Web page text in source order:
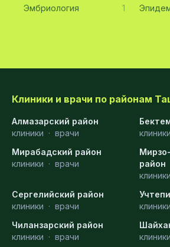
Эмбриология 1
Клиники и врачи по районам
Алмазарский район
клиники · врачи
клиники
Мирабадский район
клиники · врачи
район
клиники
Сергелийский район
клиники · врачи
клиники
Чиланзарский район
клиники · врачи
клиники